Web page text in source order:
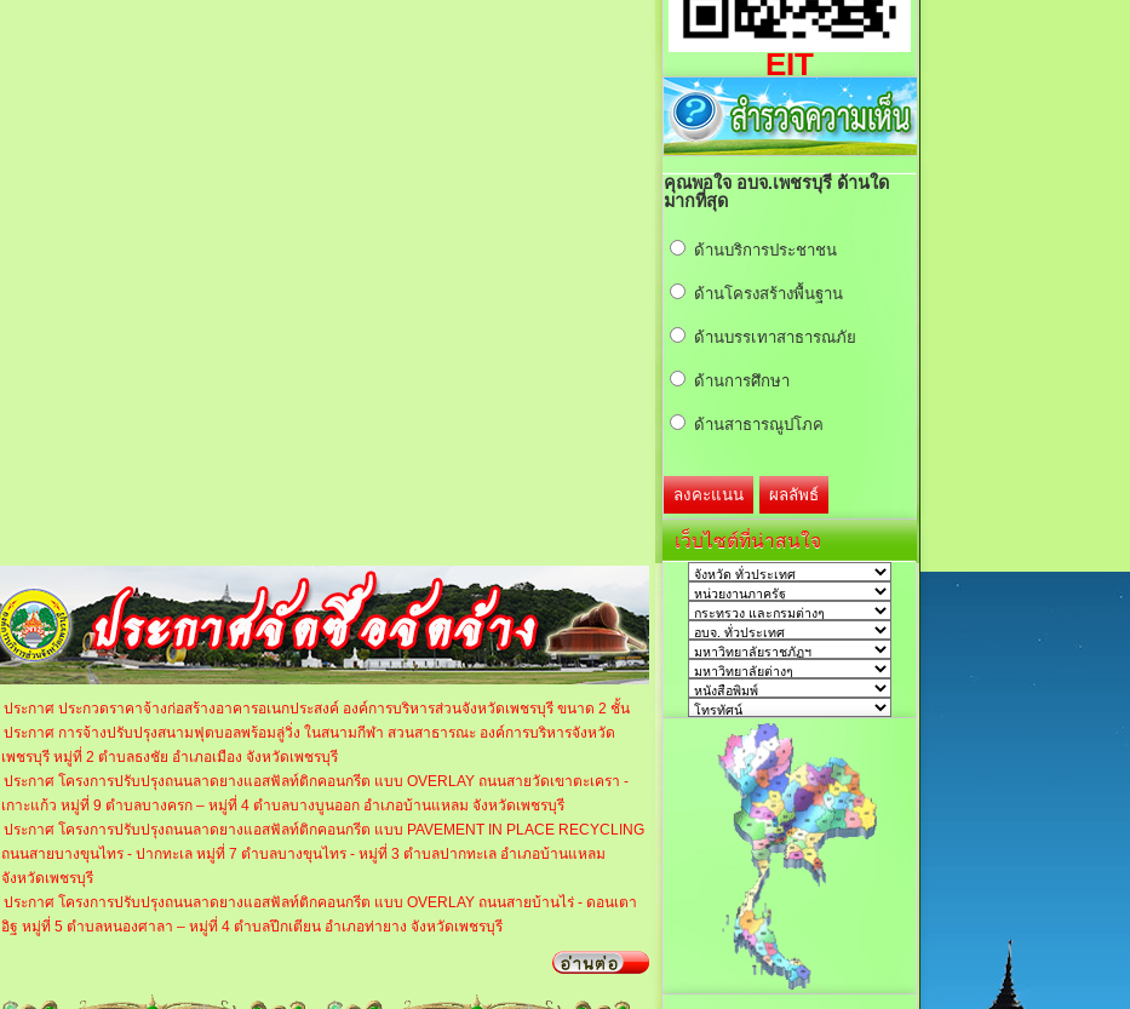
ประกาศ ประกวดราคาจ้างก่อสร้างอาคารอเนกประสงค์ องค์การบริหารส่วนจังหวัดเพชรบุรี ขนาด 2 ชั้น
ประกาศ การจ้างปรับปรุงสนามฟุตบอลพร้อมลู่วิ่ง ในสนามกีฬา สวนสาธารณะ องค์การบริหารจังหวัด
เพชรบุรี หมู่ที่ 2 ตำบลธงชัย อำเภอเมือง จังหวัดเพชรบุรี
ประกาศ โครงการปรับปรุงถนนลาดยางแอสฟัลท์ติกคอนกรีต แบบ OVERLAY ถนนสายวัดเขาตะเครา -
เกาะแก้ว หมู่ที่ 9 ตำบลบางครก – หมู่ที่ 4 ตำบลบางบูนออก อำเภอบ้านแหลม จังหวัดเพชรบุรี
ประกาศ โครงการปรับปรุงถนนลาดยางแอสฟัลท์ติกคอนกรีต แบบ PAVEMENT IN PLACE RECYCLING
ถนนสายบางขุนไทร - ปากทะเล หมู่ที่ 7 ตำบลบางขุนไทร - หมู่ที่ 3 ตำบลปากทะเล อำเภอบ้านแหลม
จังหวัดเพชรบุรี
ประกาศ โครงการปรับปรุงถนนลาดยางแอสฟัลท์ติกคอนกรีต แบบ OVERLAY ถนนสายบ้านไร่ - ดอนเตา
อิฐ หมู่ที่ 5 ตำบลหนองศาลา – หมู่ที่ 4 ตำบลปึกเตียน อำเภอท่ายาง จังหวัดเพชรบุรี
EIT
คุณพอใจ อบจ.เพชรบุรี ด้านใด
มากที่สุด
ด้านบริการประชาชน
ด้านโครงสร้างพื้นฐาน
ด้านบรรเทาสาธารณภัย
ด้านการศึกษา
ด้านสาธารณูปโภค
เว็บไซต์ที่น่าสนใจ